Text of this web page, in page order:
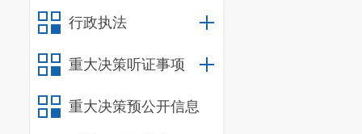
行政执法
重大决策听证事项
重大决策预公开信息